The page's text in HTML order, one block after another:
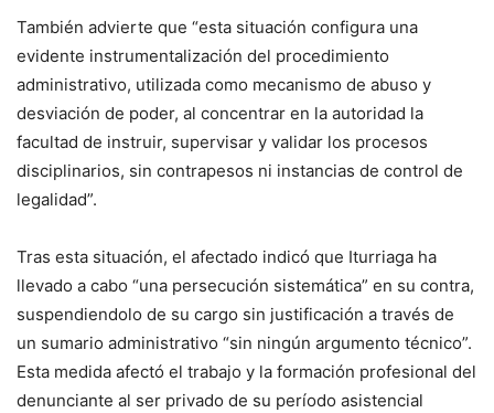
También advierte que “esta situación configura una
evidente instrumentalización del procedimiento
administrativo, utilizada como mecanismo de abuso y
desviación de poder, al concentrar en la autoridad la
facultad de instruir, supervisar y validar los procesos
disciplinarios, sin contrapesos ni instancias de control de
legalidad”.
Tras esta situación, el afectado indicó que Iturriaga ha
llevado a cabo “una persecución sistemática” en su contra,
suspendiendolo de su cargo sin justificación a través de
un sumario administrativo “sin ningún argumento técnico”.
Esta medida afectó el trabajo y la formación profesional del
denunciante al ser privado de su período asistencial